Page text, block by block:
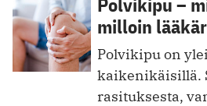
milloin
Polvikipu on
kaikenikäisillä.
rasituksesta,